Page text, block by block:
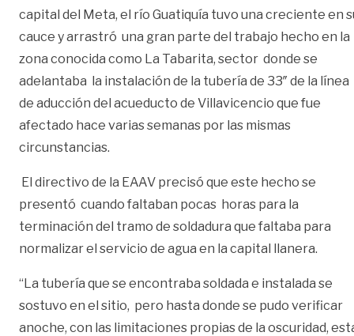
capital del Meta, el río Guatiquía tuvo una creciente en
cauce y arrastró una gran parte del trabajo hecho en la
zona conocida como La Tabarita, sector donde se
adelantaba la instalación de la tubería de 33″ de la línea
de aducción del acueducto de Villavicencio que fue
afectado hace varias semanas por las mismas
circunstancias.
El directivo de la EAAV precisó que este hecho se
presentó cuando faltaban pocas horas para la
terminación del tramo de soldadura que faltaba para
normalizar el servicio de agua en la capital llanera.
“La tubería que se encontraba soldada e instalada se
sostuvo en el sitio, pero hasta donde se pudo verificar
anoche, con las limitaciones propias de la oscuridad,